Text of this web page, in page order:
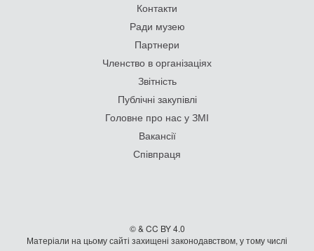
Контакти
Ради музею
Партнери
Членство в організаціях
Звітність
Публічні закупівлі
Головне про нас у ЗМІ
Вакансії
Співпраця
© & CC BY 4.0
Матеріали на цьому сайті захищені законодавством, у тому числі